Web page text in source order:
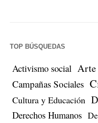
TOP BÚSQUEDAS
Activismo social Arte
Campañas Sociales
Cultura y Educación
Derechos Humanos